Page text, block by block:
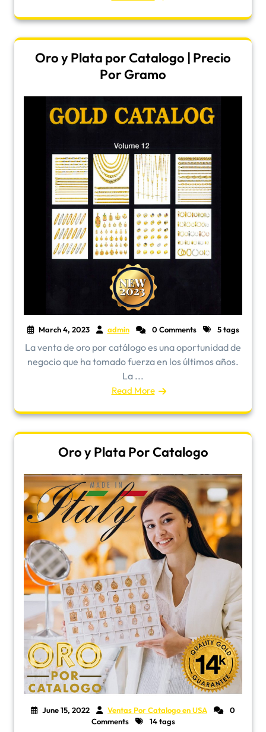
Oro y Plata por Catalogo | Precio
Por Gramo
March 4, 2023 admin 0 Comments 5 tags
La venta de oro por catálogo es una oportunidad de
negocio que ha tomado fuerza en los últimos años.
La ...
Read More
Oro y Plata Por Catalogo
June 15, 2022 Ventas Por Catalogo en USA
0
Comments
14 tags